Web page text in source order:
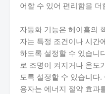
어할 수 있어 편리함을 더
자동화 기능은 헤이홈의
자는 특정 조건이나 시간
하도록 설정할 수 있습니
로 조명이 켜지거나 온도
도록 설정할 수 있습니다
용자는 에너지 절약 효과